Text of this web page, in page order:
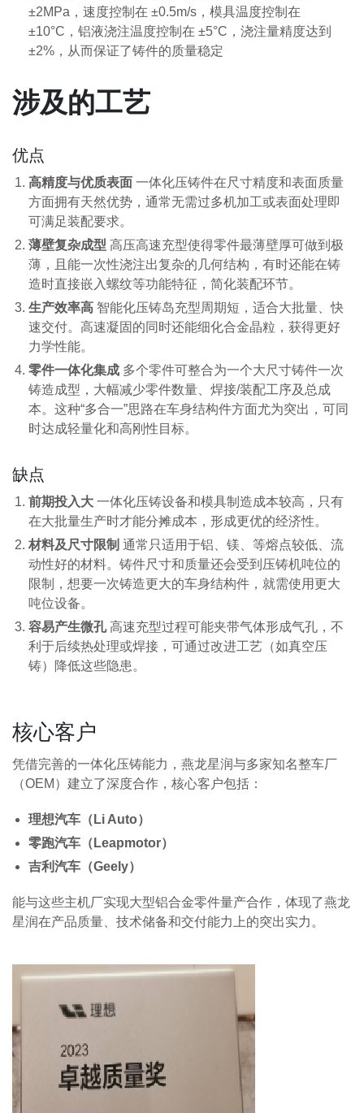
±2MPa，速度控制在 ±0.5m/s，模具温度控制在
±10°C，铝液浇注温度控制在 ±5°C，浇注量精度达到
±2%，从而保证了铸件的质量稳定
涉及的工艺
优点
高精度与优质表面 一体化压铸件在尺寸精度和表面质量
方面拥有天然优势，通常无需过多机加工或表面处理即
可满足装配要求。
薄壁复杂成型 高压高速充型使得零件最薄壁厚可做到极
薄，且能一次性浇注出复杂的几何结构，有时还能在铸
造时直接嵌入螺纹等功能特征，简化装配环节。
生产效率高 智能化压铸岛充型周期短，适合大批量、快
速交付。高速凝固的同时还能细化合金晶粒，获得更好
力学性能。
零件一体化集成 多个零件可整合为一个大尺寸铸件一次
铸造成型，大幅减少零件数量、焊接/装配工序及总成
本。这种“多合一”思路在车身结构件方面尤为突出，可同
时达成轻量化和高刚性目标。
缺点
前期投入大 一体化压铸设备和模具制造成本较高，只有
在大批量生产时才能分摊成本，形成更优的经济性。
材料及尺寸限制 通常只适用于铝、镁、等熔点较低、流
动性好的材料。铸件尺寸和质量还会受到压铸机吨位的
限制，想要一次铸造更大的车身结构件，就需使用更大
吨位设备。
容易产生微孔高速充型过程可能夹带气体形成气孔，不
利于后续热处理或焊接，可通过改进工艺（如真空压
铸）降低这些隐患。
核心客户
凭借完善的一体化压铸能力，燕龙星润与多家知名整车厂
（OEM）建立了深度合作，核心客户包括：
理想汽车（Li Auto）
零跑汽车（Leapmotor）
吉利汽车（Geely）
能与这些主机厂实现大型铝合金零件量产合作，体现了燕龙
星润在产品质量、技术储备和交付能力上的突出实力。